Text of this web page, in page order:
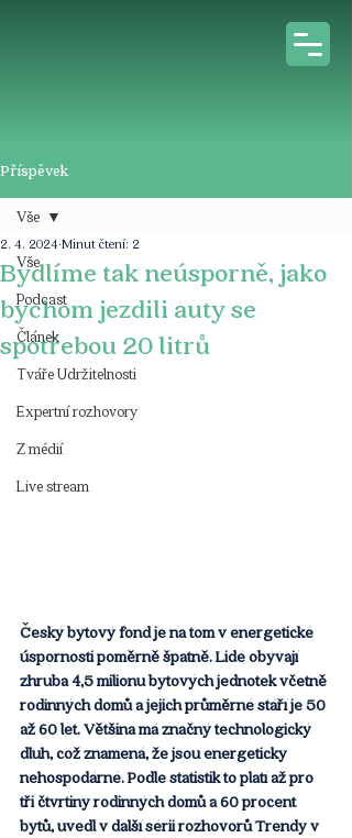
Příspěvek
Vše
Podcast
Článek
Tváře Udržitelnosti
Expertní rozhovory
Z médií
Live stream
Vše
Bydlíme tak neúsporně, jako
bychom jezdili auty se
spotřebou 20 litrů
2. 4. 2024 Minut čtení: 2
Český bytový fond je na tom v energetické
úspornosti poměrně špatně. Lidé obývají
zhruba 4,5 milionu bytových jednotek včetně
rodinných domů a jejich průměrné stáří je 50
až 60 let. Většina má značný technologický
dluh, což znamená, že jsou energeticky
nehospodárné. Podle statistik to platí až pro
tři čtvrtiny rodinných domů a 60 procent
bytů, uvedl v další sérii rozhovorů Trendy v